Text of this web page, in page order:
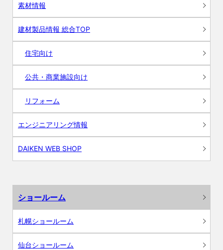
素材情報
建材製品情報 総合TOP
住宅向け
公共・商業施設向け
リフォーム
エンジニアリング情報
DAIKEN WEB SHOP
ショールーム
札幌ショールーム
仙台ショールーム